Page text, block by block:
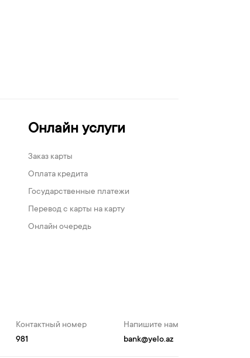
Онлайн услуги
Заказ карты
Оплата кредита
Государственные платежи
Перевод с карты на карту
Онлайн очередь
Контактный номер
981
Напишите нам
bank@yelo.az